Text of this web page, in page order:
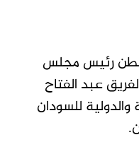
رئيس مجلس
عبد الفتاح
والدولية للسودان